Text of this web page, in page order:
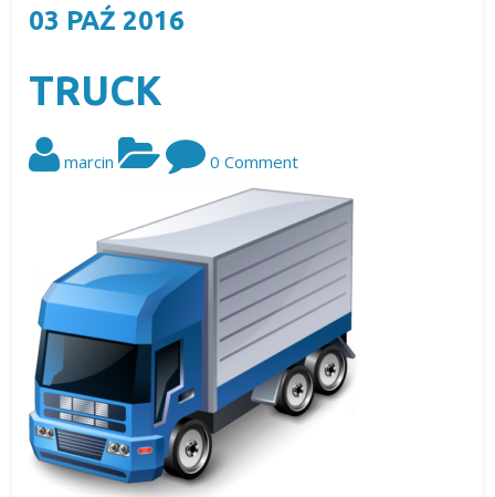
03 PAŹ2016
TRUCK
marcin 0 Comment